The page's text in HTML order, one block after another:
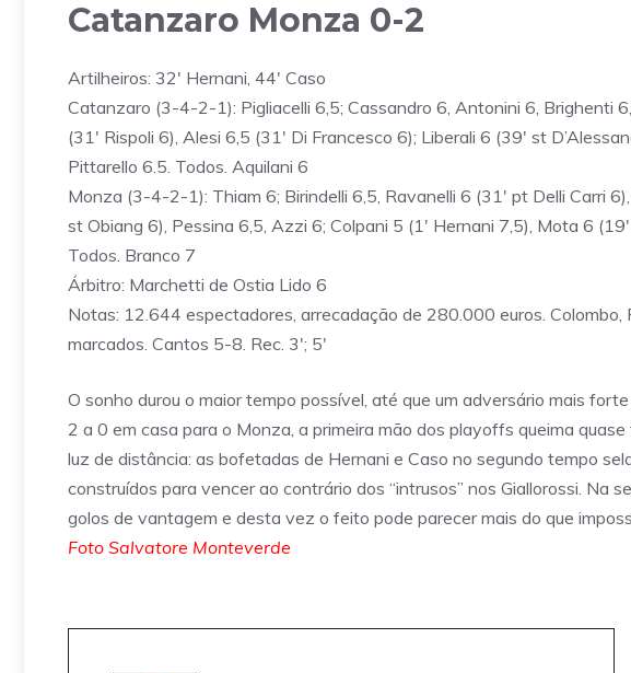
Catanzaro Monza 0-2
Artilheiros: 32′ Hernani, 44′ Caso
Catanzaro (3-4-2-1): Pigliacelli 6,5; Cassandro 6, Antonini 6, Brighenti
(31′ Rispoli 6), Alesi 6,5 (31′ Di Francesco 6); Liberali 6 (39′ st
Pittarello 6.5. Todos. Aquilani 6
Monza (3-4-2-1): Thiam 6; Birindelli 6,5, Ravanelli 6 (31′ pt Delli Carri
st Obiang 6), Pessina 6,5, Azzi 6; Colpani 5 (1′ Hernani 7,5), Mota 6
Todos. Branco 7
Árbitro: Marchetti de Ostia Lido 6
Notas: 12.644 espectadores, arrecadação de 280.000 euros. Colombo,
marcados. Cantos 5-8. Rec. 3′; 5′
O sonho durou o maior tempo possível, até que um adversário mais
2 a 0 em casa para o Monza, a primeira mão dos playoffs queima
luz de distância: as bofetadas de Hernani e Caso no segundo tempo
construídos para vencer ao contrário dos “intrusos” nos Giallorossi. Na
golos de vantagem e desta vez o feito pode parecer mais do que
Foto Salvatore Monteverde